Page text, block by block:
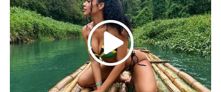
Serem! 9 Chat Ojek Online &
Pelanggan Ini Bikin Auto
Merinding